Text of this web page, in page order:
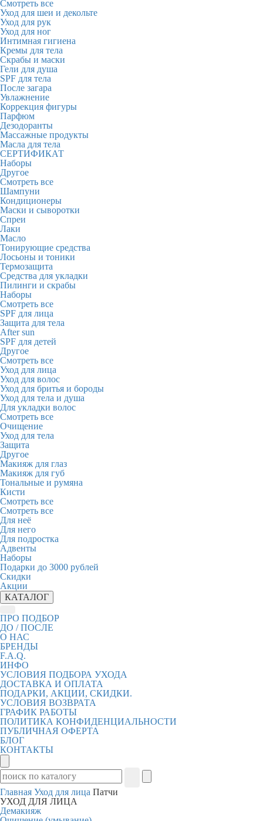
Смотреть все
Уход для шеи и декольте
Уход для рук
Уход для ног
Интимная гигиена
Кремы для тела
Скрабы и маски
Гели для душа
SPF для тела
После загара
Увлажнение
Коррекция фигуры
Парфюм
Дезодоранты
Массажные продукты
Масла для тела
СЕРТИФИКАТ
Наборы
Другое
Смотреть все
Шампуни
Кондиционеры
Маски и сыворотки
Спреи
Лаки
Масло
Тонирующие средства
Лосьоны и тоники
Термозащита
Средства для укладки
Пилинги и скрабы
Наборы
Смотреть все
SPF для лица
Защита для тела
After sun
SPF для детей
Другое
Смотреть все
Уход для лица
Уход для волос
Уход для бритья и бороды
Уход для тела и душа
Для укладки волос
Смотреть все
Очищение
Уход для тела
Защита
Другое
Макияж для глаз
Макияж для губ
Тональные и румяна
Кисти
Смотреть все
Смотреть все
Для неё
Для него
Для подростка
Адвенты
Наборы
Подарки до 3000 рублей
Скидки
Акции
КАТАЛОГ
ПРО ПОДБОР
ДО / ПОСЛЕ
О НАС
БРЕНДЫ
F.A.Q.
ИНФО
УСЛОВИЯ ПОДБОРА УХОДА
ДОСТАВКА И ОПЛАТА
ПОДАРКИ, АКЦИИ, СКИДКИ.
УСЛОВИЯ ВОЗВРАТА
ГРАФИК РАБОТЫ
ПОЛИТИКА КОНФИДЕНЦИАЛЬНОСТИ
ПУБЛИЧНАЯ ОФЕРТА
БЛОГ
КОНТАКТЫ
Главная Уход для лица Патчи
УХОД ДЛЯ ЛИЦА
Демакияж